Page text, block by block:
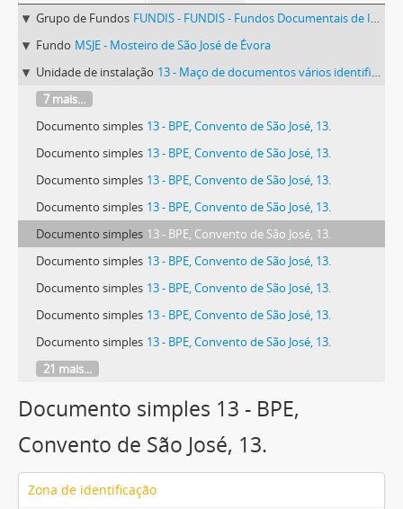
Grupo de Fundos FUNDIS - FUNDIS - Fundos Documentais de Instituições do Sul
Fundo MSJE - Mosteiro de São José de Évora
Unidade de instalação 13 - Maço de documentos vários identificado com o número 13.
7 mais...
Documento simples 13 - BPE, Convento de São José, 13.
Documento simples 13 - BPE, Convento de São José, 13.
Documento simples 13 - BPE, Convento de São José, 13.
Documento simples 13 - BPE, Convento de São José, 13.
Documento simples 13 - BPE, Convento de São José, 13.
Documento simples 13 - BPE, Convento de São José, 13.
Documento simples 13 - BPE, Convento de São José, 13.
Documento simples 13 - BPE, Convento de São José, 13.
Documento simples 13 - BPE, Convento de São José, 13.
21 mais...
Documento simples 13 - BPE,
Convento de São José, 13.
Zona de identificação